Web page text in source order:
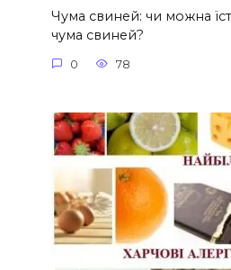
Чума свиней: чи можна
чума свиней?
0 78